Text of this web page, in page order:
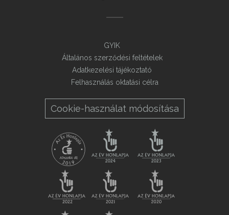
GYIK
Általános szerződési feltételek
Adatkezelési tájékoztató
Felhasználás oktatási célra
Cookie-használat módosítása